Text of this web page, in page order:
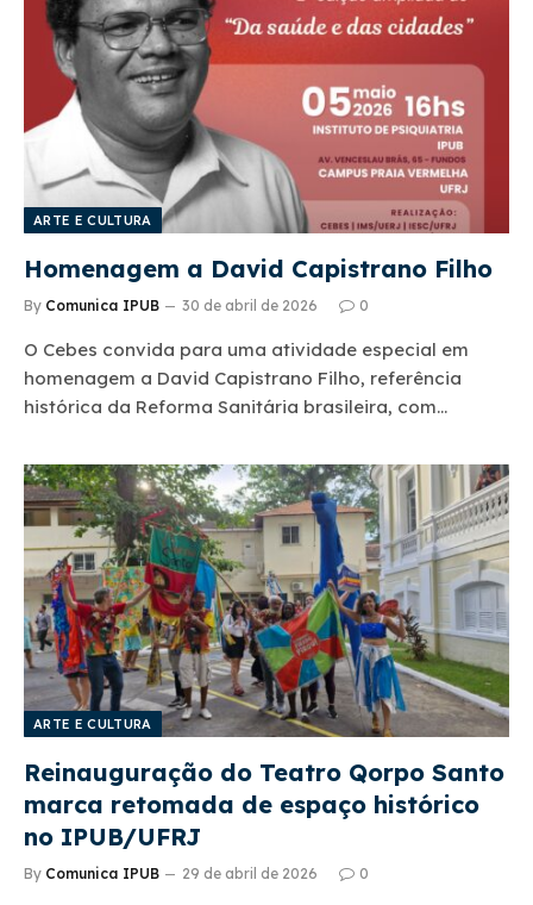
ARTE E CULTURA
Homenagem a David Capistrano Filho
By Comunica IPUB 30 de abril de 2026 0
O Cebes convida para uma atividade especial em
homenagem a David Capistrano Filho, referência
histórica da Reforma Sanitária brasileira, com…
ARTE E CULTURA
Reinauguração do Teatro Qorpo Santo
marca retomada de espaço histórico
no IPUB/UFRJ
By Comunica IPUB 29 de abril de 2026 0